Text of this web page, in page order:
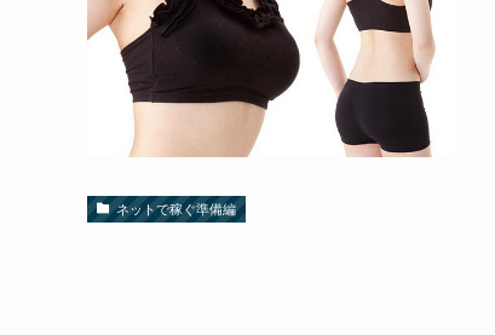
ネットで稼ぐ準備編